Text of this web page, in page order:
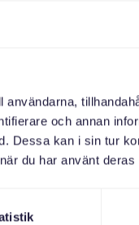
och annan
Dessa kan i sin tur
du har använt deras